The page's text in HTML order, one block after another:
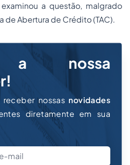
a questão, malgrado
de Abertura de Crédito (TAC).
a nossa
nossas novidades
diretamente em sua